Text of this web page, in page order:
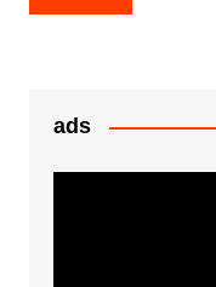
k
navigation
ads